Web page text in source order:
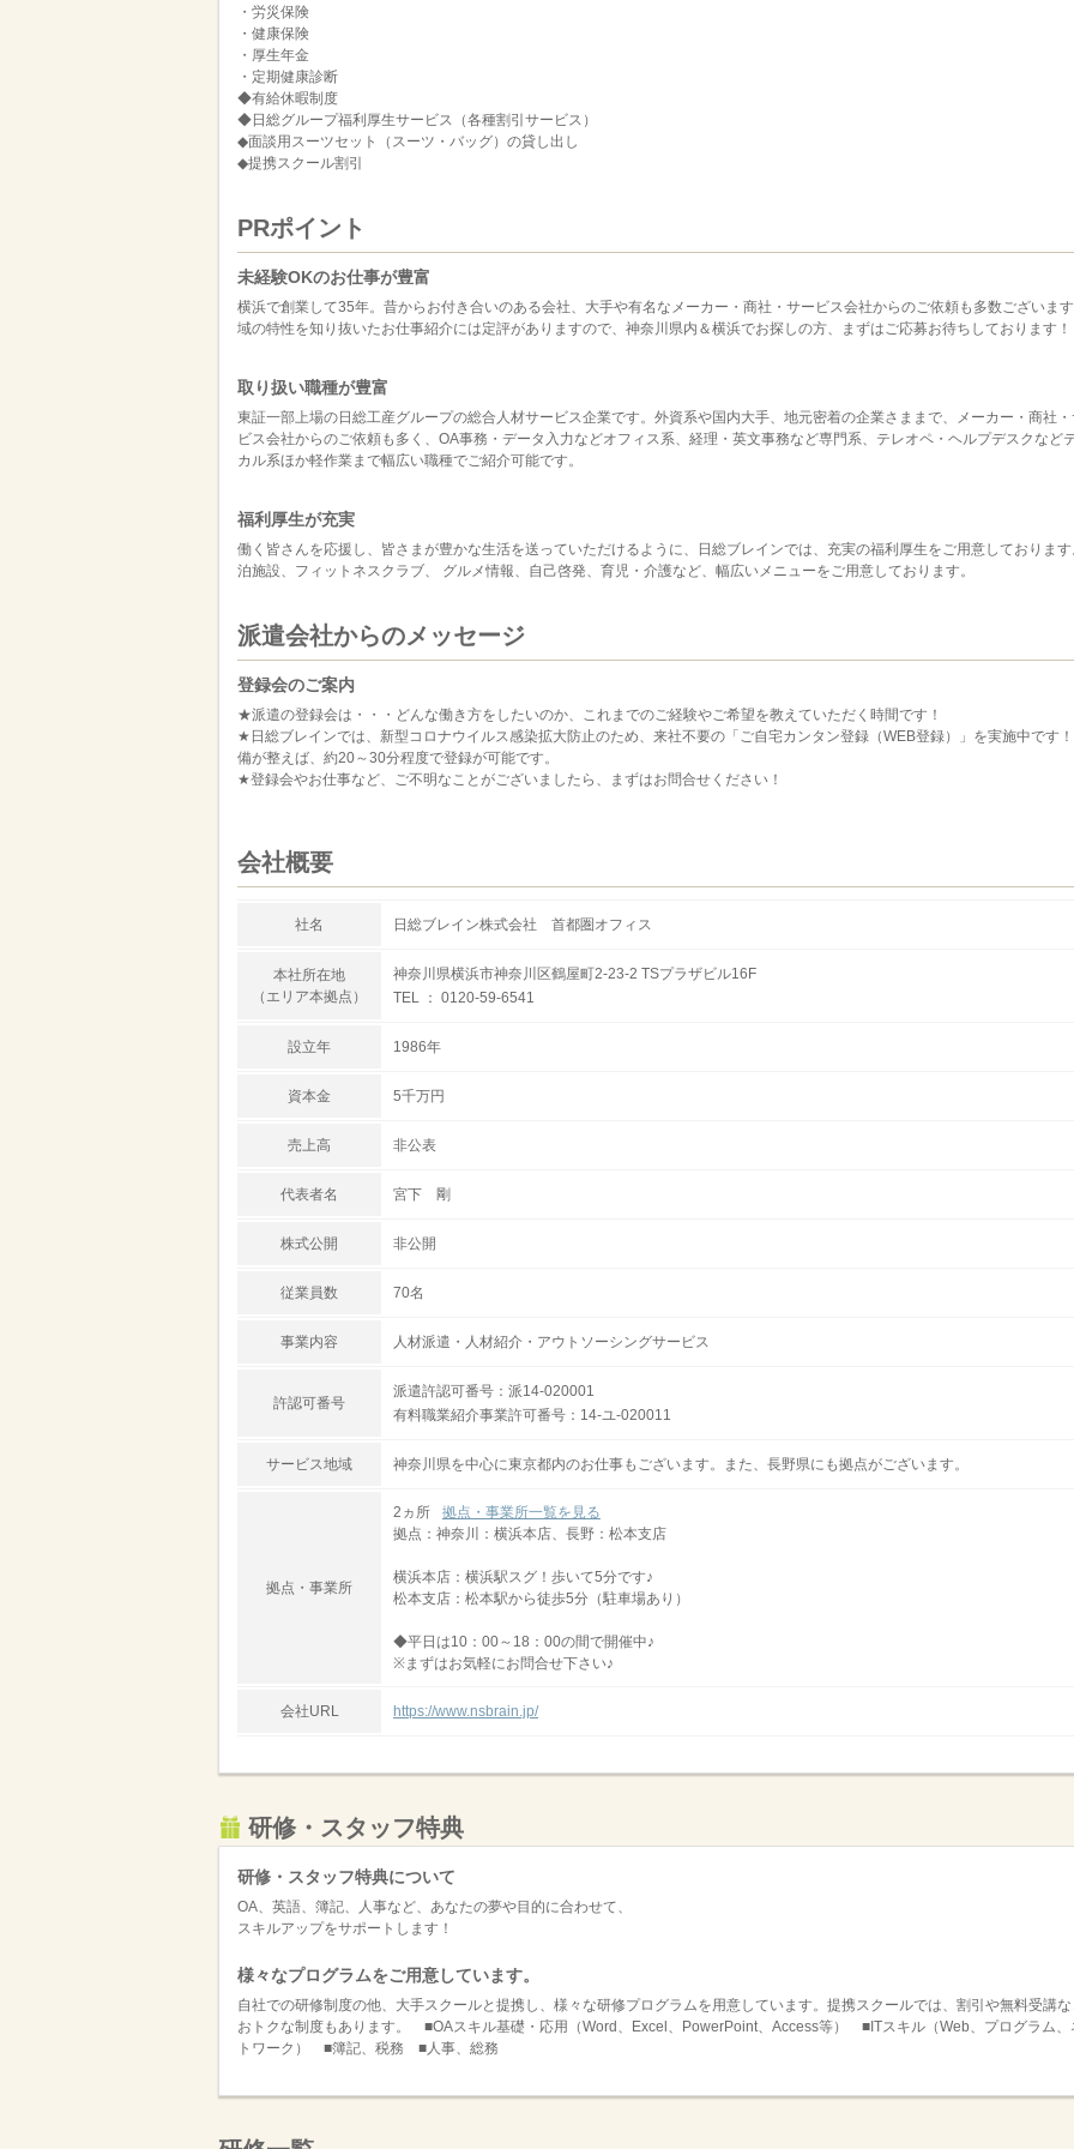
・労災保険
・健康保険
・厚生年金
・定期健康診断
◆有給休暇制度
◆日総グループ福利厚生サービス（各種割引サービス）
◆面談用スーツセット（スーツ・バッグ）の貸し出し
◆提携スクール割引
PRポイント
未経験OKのお仕事が豊富
横浜で創業して35年。昔からお付き合いのある会社、大手や有名なメーカー・商社・サービス会社からのご依頼も多数ございま
域の特性を知り抜いたお仕事紹介には定評がありますので、神奈川県内＆横浜でお探しの方、まずはご応募お待ちしております！
取り扱い職種が豊富
東証一部上場の日総工産グループの総合人材サービス企業です。外資系や国内大手、地元密着の企業さままで、メーカー・商社・
ビス会社からのご依頼も多く、OA事務・データ入力などオフィス系、経理・英文事務など専門系、テレオペ・ヘルプデスクなど
カル系ほか軽作業まで幅広い職種でご紹介可能です。
福利厚生が充実
働く皆さんを応援し、皆さまが豊かな生活を送っていただけるように、日総ブレインでは、充実の福利厚生をご用意しておりま
泊施設、フィットネスクラブ、 グルメ情報、自己啓発、育児・介護など、幅広いメニューをご用意しております。
派遣会社からのメッセージ
登録会のご案内
★派遣の登録会は・・・どんな働き方をしたいのか、これまでのご経験やご希望を教えていただく時間です！
★日総ブレインでは、新型コロナウイルス感染拡大防止のため、来社不要の「ご自宅カンタン登録（WEB登録）」を実施中です
備が整えば、約20～30分程度で登録が可能です。
★登録会やお仕事など、ご不明なことがございましたら、まずはお問合せください！
会社概要
社名 日総ブレイン株式会社 首都圏オフィス
本社所在地
（エリア本拠点）
神奈川県横浜市神奈川区鶴屋町2-23-2 TSプラザビル16F
TEL ： 0120-59-6541
設立年 1986年
資本金 5千万円
売上高 非公表
代表者名 宮下 剛
株式公開 非公開
従業員数 70名
事業内容 人材派遣・人材紹介・アウトソーシングサービス
許認可番号
派遣許認可番号：派14-020001
有料職業紹介事業許可番号：14-ユ-020011
サービス地域 神奈川県を中心に東京都内のお仕事もございます。また、長野県にも拠点がございます。
拠点・事業所
2ヵ所
拠点・事業所一覧を見る
拠点：神奈川：横浜本店、長野：松本支店
横浜本店：横浜駅スグ！歩いて5分です♪
松本支店：松本駅から徒歩5分（駐車場あり）
◆平日は10：00～18：00の間で開催中♪
※まずはお気軽にお問合せ下さい♪
会社URL https://www.nsbrain.jp/
研修・スタッフ特典
研修・スタッフ特典について
OA、英語、簿記、人事など、あなたの夢や目的に合わせて、
スキルアップをサポートします！
様々なプログラムをご用意しています。
自社での研修制度の他、大手スクールと提携し、様々な研修プログラムを用意しています。提携スクールでは、割引や無料受講な
おトクな制度もあります。 ■OAスキル基礎・応用（Word、Excel、PowerPoint、Access等） ■ITスキル（Web、プログラム、
トワーク） ■簿記、税務 ■人事、総務